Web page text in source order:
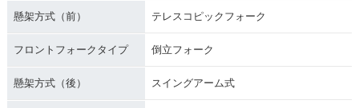
懸架方式（前） テレスコピックフォーク
フロントフォークタイプ 倒立フォーク
懸架方式（後） スイングアーム式